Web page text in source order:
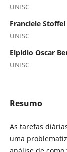
UNISC
Franciele Stoffel
UNISC
Elpidio Oscar
UNISC
Resumo
As tarefas
uma